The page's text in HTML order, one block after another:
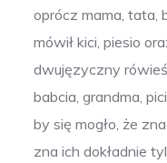
oprócz mama, tata,
mówił kici, piesio
dwujęzyczny
babcia, grandma,
by się mogło, że
zna ich dokładnie